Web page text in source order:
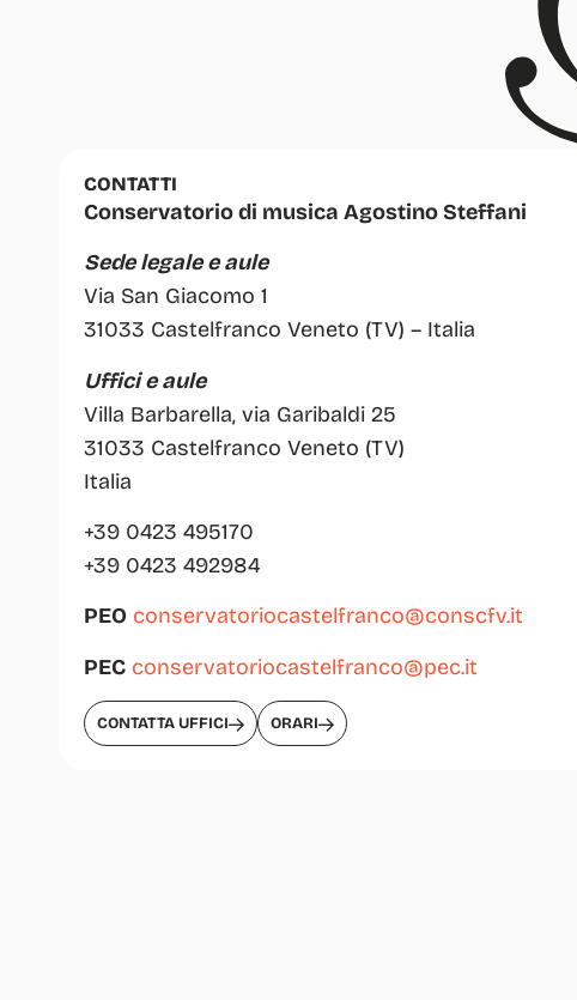
CONTATTI
Conservatorio di musica Agostino Steffani
Sede legale e aule
Via San Giacomo 1
31033 Castelfranco Veneto (TV) – Italia
Uffici e aule
Villa Barbarella, via Garibaldi 25
31033 Castelfranco Veneto (TV)
Italia
+39 0423 495170
+39 0423 492984
PEO conservatoriocastelfranco@conscfv.it
PEC conservatoriocastelfranco@pec.it
CONTATTA UFFICI ORARI